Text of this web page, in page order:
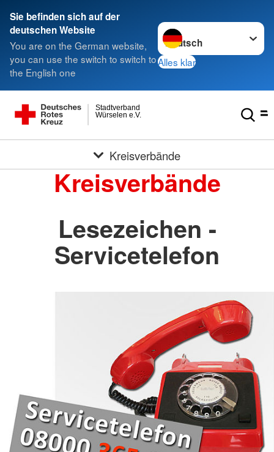
Sie befinden sich auf der
deutschen Website
You are on the German website,
you can use the switch to switch to
the English one
Sprache wechseln zu
Alles klar
Würselen e.V.
Stadtverband
Kreisverbände
Kreisverbände
Lesezeichen -
Servicetelefon